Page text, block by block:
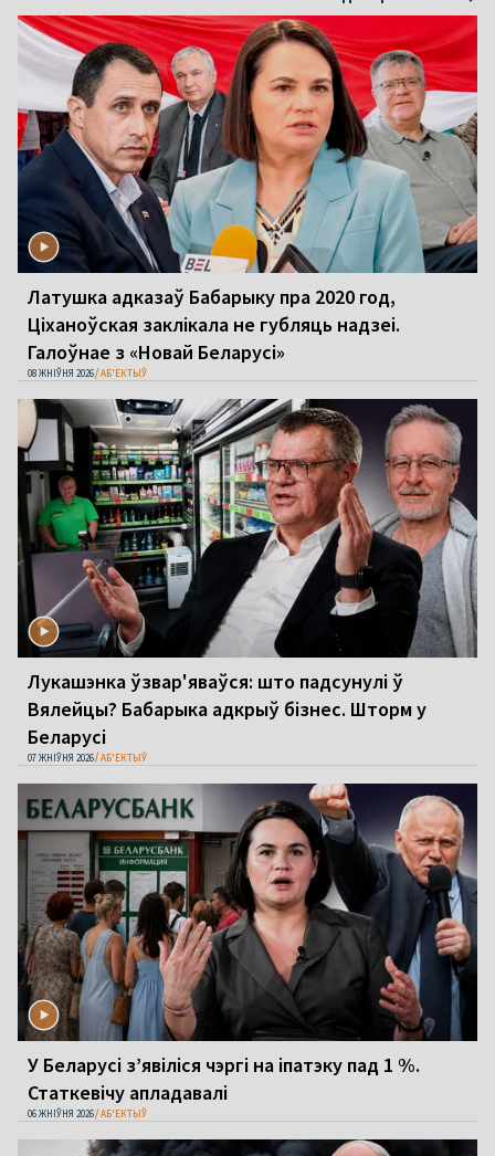
Латушка адказаў Бабарыку пра 2020 год,
Ціханоўская заклікала не губляць надзеі.
Галоўнае з «Новай Беларусі»
08 ЖНІЎНЯ 2026 АБ'ЕКТЫЎ
Лукашэнка ўзвар'яваўся: што падсунулі ў
Вялейцы? Бабарыка адкрыў бізнес. Шторм у
Беларусі
07 ЖНІЎНЯ 2026 АБ'ЕКТЫЎ
У Беларусі з’явіліся чэргі на іпатэку пад 1 %.
Статкевічу апладавалі
06 ЖНІЎНЯ 2026 АБ'ЕКТЫЎ